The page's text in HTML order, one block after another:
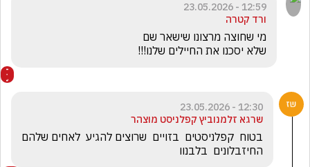
12:59 - 23.05.2026
ורד קטרה
שלא יסכנו את החיילים שלנו!!!
12:30 - 23.05.2026
שרגא זלמנוביץ קפלניסט מוצהר
החיזבלונים  בלבנוו